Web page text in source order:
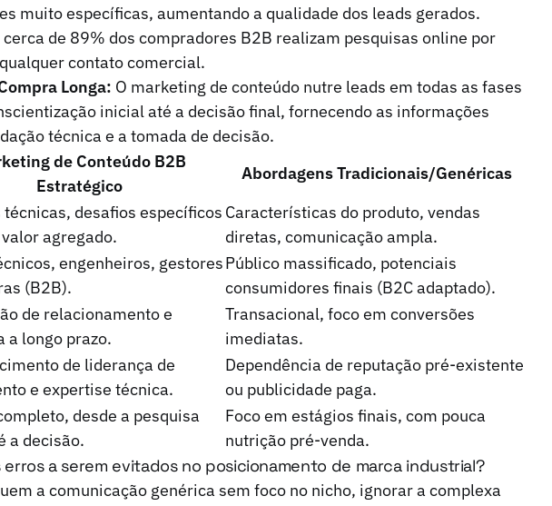
muito específicas, aumentando a qualidade dos leads gerados.
de 89% dos compradores B2B realizam pesquisas online por
contato comercial.
Longa: O marketing de conteúdo nutre leads em todas as fases
inicial até a decisão final, fornecendo as informações
técnica e a tomada de decisão.
de Conteúdo B2B
Estratégico
Abordagens Tradicionais/Genéricas
técnicas, desafios específicos
agregado.
Características do produto, vendas
diretas, comunicação ampla.
engenheiros, gestores
(B2B).
Público massificado, potenciais
consumidores finais (B2C adaptado).
de relacionamento e
a longo prazo.
Transacional, foco em conversões
imediatas.
de liderança de
e expertise técnica.
Dependência de reputação pré-existente
ou publicidade paga.
desde a pesquisa
a decisão.
Foco em estágios finais, com pouca
nutrição pré-venda.
erros a serem evitados no posicionamento de marca industrial?
a comunicação genérica sem foco no nicho, ignorar a complexa